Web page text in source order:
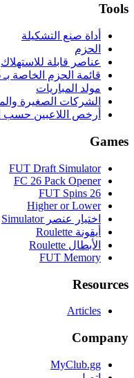
Tools
أداة صنع التشكيلة
الحزم
عناصر قابلة للاستهلاك
قائمة الحزم الخاصة بـ EA FC 26
مولد المباريات
الشركات الصغيرة
أرخص اللاعبين حسب
Games
FUT Draft Simulator
FC 26 Pack Opener
FUT Spins 26
Higher or Lower
اختيار عنصر Simulator
أيقونة Roulette
الأبطال Roulette
FUT Memory
Resources
Articles
Company
MyClub.gg